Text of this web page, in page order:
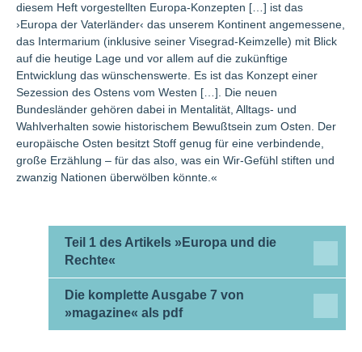
diesem Heft vorgestellten Europa-Konzepten […] ist das
›Europa der Vaterländer‹ das unserem Kontinent angemessene,
das Intermarium (inklusive seiner Visegrad-Keimzelle) mit Blick
auf die heutige Lage und vor allem auf die zukünftige
Entwicklung das wünschenswerte. Es ist das Konzept einer
Sezession des Ostens vom Westen […]. Die neuen
Bundesländer gehören dabei in Mentalität, Alltags- und
Wahlverhalten sowie historischem Bewußtsein zum Osten. Der
europäische Osten besitzt Stoff genug für eine verbindende,
große Erzählung – für das also, was ein Wir-Gefühl stiften und
zwanzig Nationen überwölben könnte.«
Teil 1 des Artikels »Europa und die
Rechte«
Die komplette Ausgabe 7 von
»magazine« als pdf